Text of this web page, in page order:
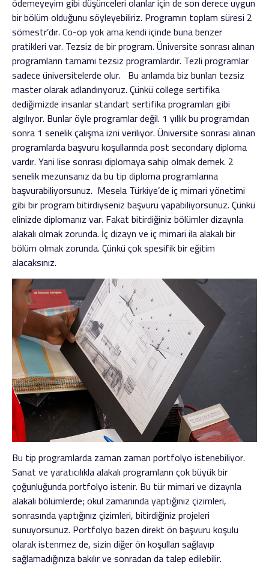
bir bölüm olduğunu söyleyebiliriz. Programın toplam süresi 2
sömestr’dır. Co-op yok ama kendi içinde buna benzer
pratikleri var. Tezsiz de bir program. Üniversite sonrası alınan
programların tamamı tezsiz programlardır. Tezli programlar
sadece üniversitelerde olur. Bu anlamda biz bunları tezsiz
master olarak adlandırıyoruz. Çünkü college sertifika
dediğimizde insanlar standart sertifika programları gibi
algılıyor. Bunlar öyle programlar değil. 1 yıllık bu programdan
sonra 1 senelik çalışma izni veriliyor. Üniversite sonrası alınan
programlarda başvuru koşullarında post secondary diploma
vardır. Yani lise sonrası diplomaya sahip olmak demek. 2
senelik mezunsanız da bu tip diploma programlarına
başvurabiliyorsunuz. Mesela Türkiye’de iç mimari yönetimi
gibi bir program bitirdiyseniz başvuru yapabiliyorsunuz. Çünkü
elinizde diplomanız var. Fakat bitirdiğiniz bölümler dizaynla
alakalı olmak zorunda. İç dizayn ve iç mimari ila alakalı bir
bölüm olmak zorunda. Çünkü çok spesifik bir eğitim
alacaksınız.
Bu tip programlarda zaman zaman portfolyo istenebiliyor.
Sanat ve yaratıcılıkla alakalı programların çok büyük bir
çoğunluğunda portfolyo istenir. Bu tür mimari ve dizaynla
alakalı bölümlerde; okul zamanında yaptığınız çizimleri,
sonrasında yaptığınız çizimleri, bitirdiğiniz projeleri
sunuyorsunuz. Portfolyo bazen direkt ön başvuru koşulu
olarak istenmez de, sizin diğer ön koşulları sağlayıp
sağlamadığınıza bakılır ve sonradan da talep edilebilir.